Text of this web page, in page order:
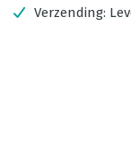
Verzending: